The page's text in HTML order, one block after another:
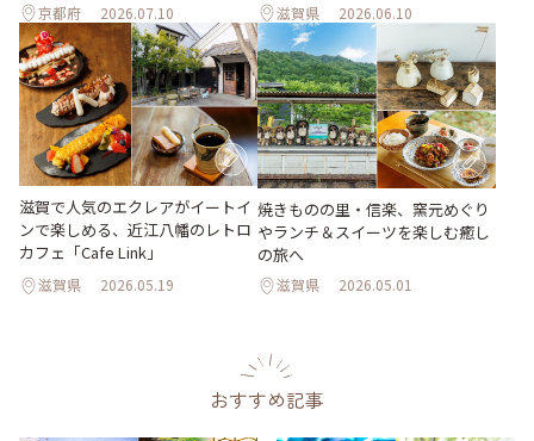
京都府 2026.07.10 滋賀県 2026.06.10
滋賀で人気のエクレアがイートイ
ンで楽しめる、近江八幡のレトロ
カフェ「Cafe Link」
滋賀県 2026.05.19
焼きものの里・信楽、窯元めぐり
やランチ＆スイーツを楽しむ癒し
の旅へ
滋賀県 2026.05.01
おすすめ記事